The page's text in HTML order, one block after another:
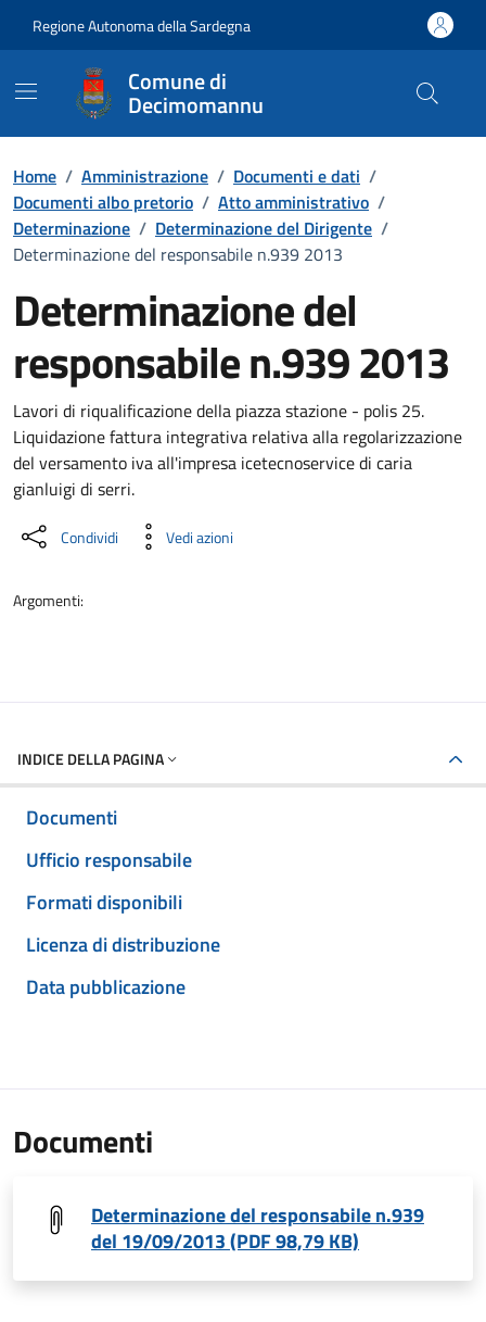
Regione Autonoma della Sardegna
Comune di
Decimomannu
Home / Amministrazione / Documenti e dati /
Documenti albo pretorio / Atto amministrativo /
Determinazione / Determinazione del Dirigente /
Determinazione del responsabile n.939 2013
Determinazione del
responsabile n.939 2013
Dettaglio del documento
Lavori di riqualificazione della piazza stazione - polis 25.
Liquidazione fattura integrativa relativa alla regolarizzazione
del versamento iva all'impresa icetecnoservice di caria
gianluigi di serri.
Condividi Vedi azioni
Argomenti:
INDICE DELLA PAGINA
Documenti
Ufficio responsabile
Formati disponibili
Licenza di distribuzione
Data pubblicazione
Documenti
Determinazione del responsabile n.939
del 19/09/2013 (PDF 98,79 KB)